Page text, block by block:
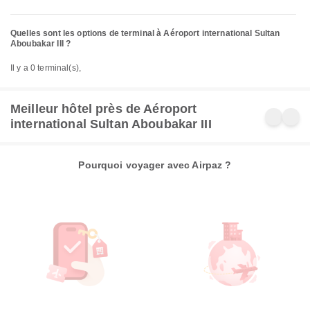
Quelles sont les options de terminal à Aéroport international Sultan
Aboubakar III ?
Il y a 0 terminal(s),
Meilleur hôtel près de Aéroport
international Sultan Aboubakar III
Pourquoi voyager avec Airpaz ?